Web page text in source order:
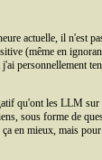
actuelle, il n'est
(même en
personnellement
qu'ont les LLMsur
sous forme de
en mieux, mais